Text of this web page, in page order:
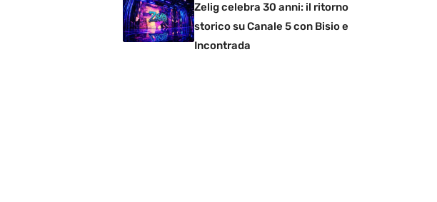
Zelig celebra 30 anni: il ritorno
storico su Canale 5 con Bisio e
Incontrada